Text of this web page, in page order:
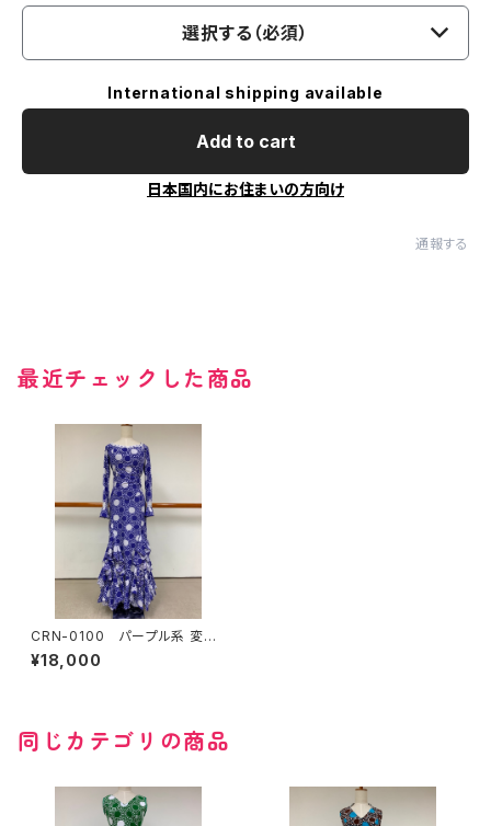
選択する（必須）
International shipping available
Add to cart
日本国内にお住まいの方向け
通報する
最近チェックした商品
CRN-0100 パープル系 変わ
り水玉ツーピース
¥18,000
同じカテゴリの商品